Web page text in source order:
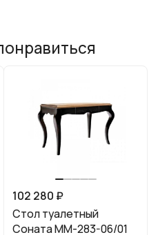
102 280 ₽
Стол туалетный
Соната ММ-283-06/01